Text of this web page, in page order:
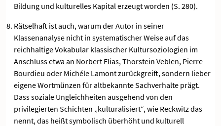
Bildung und kulturelles Kapital erzeugt worden (S. 280).
Rätselhaft ist auch, warum der Autor in seiner
Klassenanalyse nicht in systematischer Weise auf das
reichhaltige Vokabular klassischer Kultursoziologien im
Anschluss etwa an Norbert Elias, Thorstein Veblen, Pierre
Bourdieu oder Michéle Lamont zurückgreift, sondern lieber
eigene Wortmünzen für altbekannte Sachverhalte prägt.
Dass soziale Ungleichheiten ausgehend von den
privilegierten Schichten „kulturalisiert“, wie Reckwitz das
nennt, das heißt symbolisch überhöht und kulturell